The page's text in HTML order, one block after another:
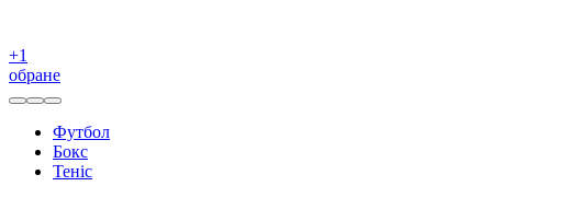
+1
обране
Футбол
Бокс
Теніс